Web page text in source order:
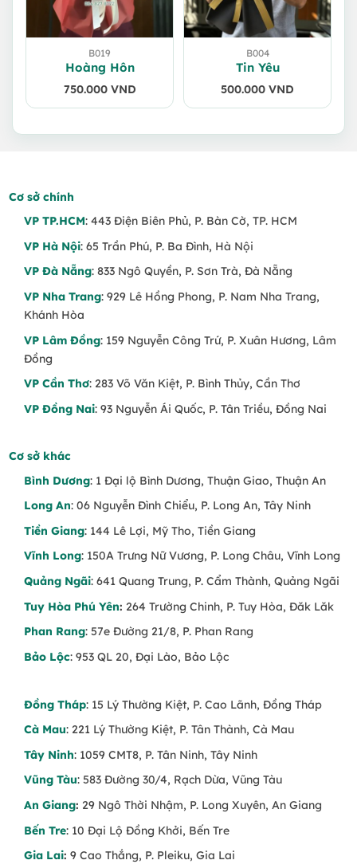
B019
Hoàng Hôn
750.000 VND
B004
Tin Yêu
500.000 VND
Cơ sở chính
VP TP.HCM: 443 Điện Biên Phủ, P. Bàn Cờ, TP. HCM
VP Hà Nội: 65 Trần Phú, P. Ba Đình, Hà Nội
VP Đà Nẵng: 833 Ngô Quyền, P. Sơn Trà, Đà Nẵng
VP Nha Trang: 929 Lê Hồng Phong, P. Nam Nha Trang,
Khánh Hòa
VP Lâm Đồng: 159 Nguyễn Công Trứ, P. Xuân Hương, Lâm
Đồng
VP Cần Thơ: 283 Võ Văn Kiệt, P. Bình Thủy, Cần Thơ
VP Đồng Nai: 93 Nguyễn Ái Quốc, P. Tân Triều, Đồng Nai
Cơ sở khác
Bình Dương: 1 Đại lộ Bình Dương, Thuận Giao, Thuận An
Long An: 06 Nguyễn Đình Chiểu, P. Long An, Tây Ninh
Tiền Giang: 144 Lê Lợi, Mỹ Tho, Tiền Giang
Vĩnh Long: 150A Trưng Nữ Vương, P. Long Châu, Vĩnh Long
Quảng Ngãi: 641 Quang Trung, P. Cẩm Thành, Quảng Ngãi
Tuy Hòa Phú Yên: 264 Trường Chinh, P. Tuy Hòa, Đăk Lăk
Phan Rang: 57e Đường 21/8, P. Phan Rang
Bảo Lộc: 953 QL 20, Đại Lào, Bảo Lộc
Đồng Tháp: 15 Lý Thường Kiệt, P. Cao Lãnh, Đồng Tháp
Cà Mau: 221 Lý Thường Kiệt, P. Tân Thành, Cà Mau
Tây Ninh: 1059 CMT8, P. Tân Ninh, Tây Ninh
Vũng Tàu: 583 Đường 30/4, Rạch Dừa, Vũng Tàu
An Giang: 29 Ngô Thời Nhậm, P. Long Xuyên, An Giang
Bến Tre: 10 Đại Lộ Đồng Khởi, Bến Tre
Gia Lai: 9 Cao Thắng, P. Pleiku, Gia Lai